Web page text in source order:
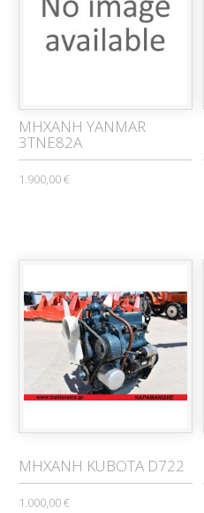
ΜΗΧΑΝΗ YANMAR
3TNE82A
1.900,00 €
ΜΗΧΑΝΗ KUBOTA D722
1.000,00 €